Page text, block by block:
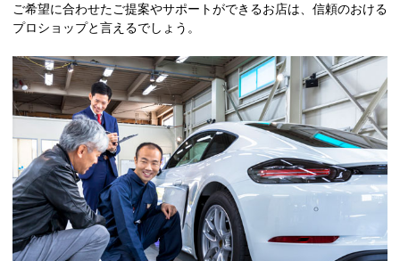
ご希望に合わせたご提案やサポートができるお店は、信頼のおける
プロショップと言えるでしょう。